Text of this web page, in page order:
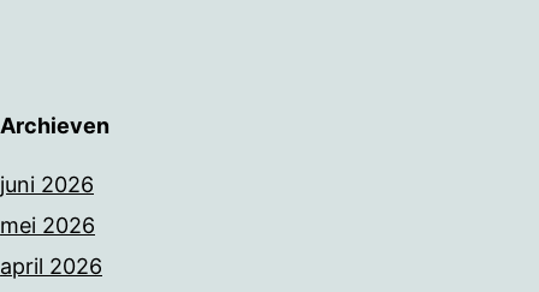
Archieven
juni 2026
mei 2026
april 2026